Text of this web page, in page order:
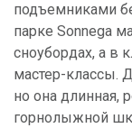
подъемниками
парке Sonnega
сноубордах, а в
мастер-классы.
но она длинная,
горнолыжной